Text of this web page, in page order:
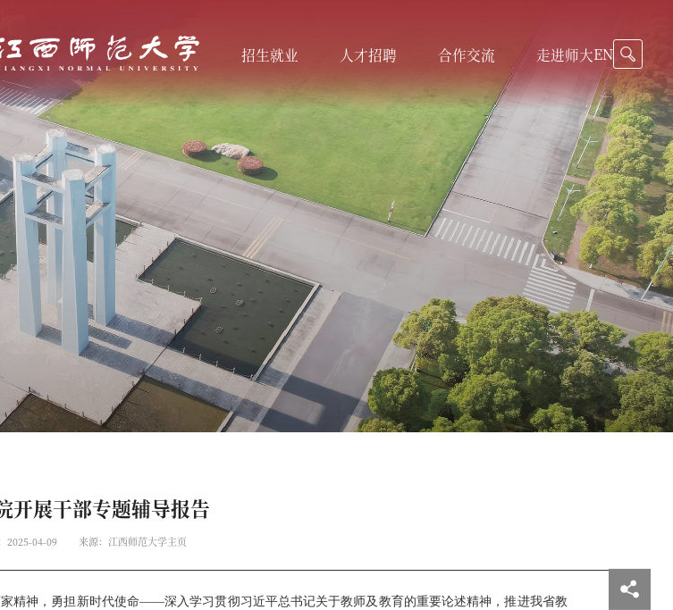
招生就业 人才招聘 合作交流 走进师大EN
开展干部专题辅导报告
2025-04-09 来源：江西师范大学主页
精神，勇担新时代使命——深入学习贯彻习近平总书记关于教师及教育的重要论述精神，推进我省教